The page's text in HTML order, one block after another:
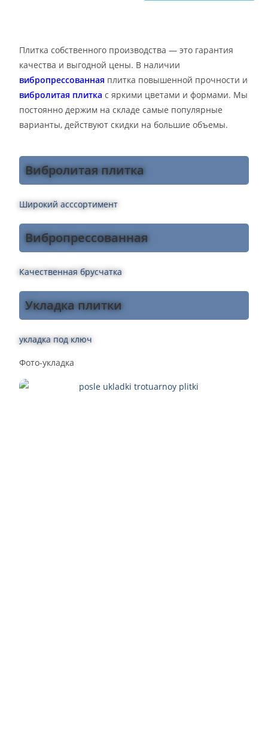
Плитка собственного производства — это гарантия
качества и выгодной цены. В наличии
вибропрессованная плитка повышенной прочности и
вибролитая плитка с яркими цветами и формами. Мы
постоянно держим на складе самые популярные
варианты, действуют скидки на большие объемы.
Вибролитая плитка
Широкий асссортимент
Вибропрессованная
Качественная брусчатка
Укладка плитки
укладка под ключ
Фото-укладка